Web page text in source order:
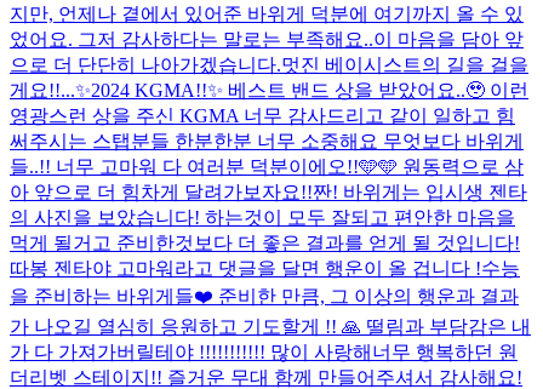
지만, 언제나 곁에서 있어준 바위게 덕분에 여기까지 올 수 있
었어요. 그저 감사하다는 말로는 부족해요..이 마음을 담아 앞
으로 더 단단히 나아가겠습니다.멋진 베이시스트의 길을 걸을
게요!!...✨2024 KGMA!!✨ 베스트 밴드 상을 받았어요..🥹 이런
영광스런 상을 주신 KGMA 너무 감사드리고 같이 일하고 힘
써주시는 스탭분들 한분한분 너무 소중해요 무엇보다 바위게
들..!! 너무 고마워 다 여러분 덕분이에오!!🩵🩵 원동력으로 삼
아 앞으로 더 힘차게 달려가보자요!!짠! 바위게는 입시생 젠타
의 사진을 보았습니다! 하는것이 모두 잘되고 편안한 마음을
먹게 될거고 준비한것보다 더 좋은 결과를 얻게 될 것입니다!
따봉 젠타야 고마워라고 댓글을 달면 행운이 올 겁니다 !수능
을 준비하는 바위게들❤️ 준비한 만큼, 그 이상의 행운과 결과
가 나오길 열심히 응원하고 기도할게 !! 🙏 떨림과 부담감은 내
가 다 가져가버릴테야 !!!!!!!!!!! 많이 사랑해 너무 행복하던 원
더리벳 스테이지!! 즐거운 무대 함께 만들어주셔서 감사해요!